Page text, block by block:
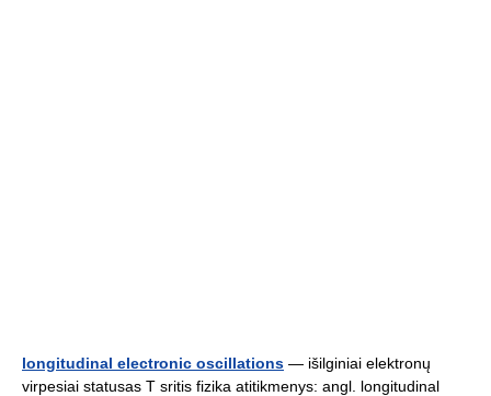
longitudinal electronic oscillations — išilginiai elektronų
virpesiai statusas T sritis fizika atitikmenys: angl. longitudinal